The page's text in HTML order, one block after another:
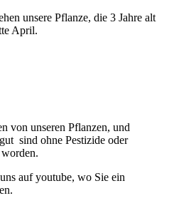
unsere Pflanze, die 3 Jahre alt
Mitte April.
von unseren Pflanzen, und
sind ohne Pestizide oder
auf youtube, wo Sie ein